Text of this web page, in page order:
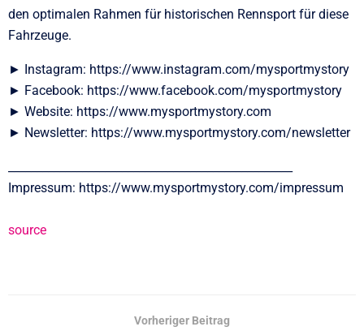
den optimalen Rahmen für historischen Rennsport für diese
Fahrzeuge.
► Instagram: https://www.instagram.com/mysportmystory
► Facebook: https://www.facebook.com/mysportmystory
► Website: https://www.mysportmystory.com
► Newsletter: https://www.mysportmystory.com/newsletter
Impressum: https://www.mysportmystory.com/impressum
source
Vorheriger Beitrag